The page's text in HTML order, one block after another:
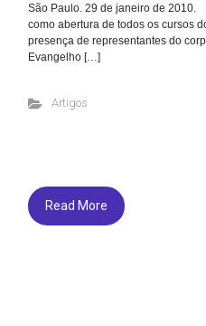
São Paulo. 29 de janeiro de 2010.
como abertura de todos os cursos
presença de representantes do
Evangelho […]
Artigos
Read More